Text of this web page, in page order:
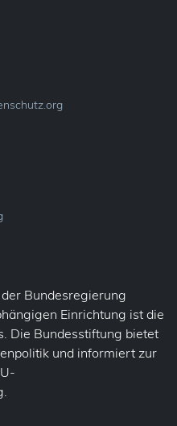
Bundesregierung
Einrichtung ist die
Die Bundesstiftung bietet
und informiert zur